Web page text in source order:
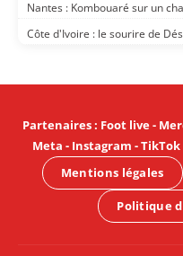
Nantes : Kombouaré sur un
Côte d'Ivoire : le sourire de
Partenaires: Foot live-
Meta - Instagram -TikTok
Mentions légales
Politique